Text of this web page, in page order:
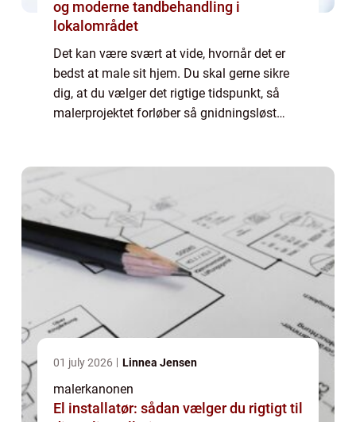
og moderne tandbehandling i
lokalområdet
Det kan være svært at vide, hvornår det er
bedst at male sit hjem. Du skal gerne sikre
dig, at du vælger det rigtige tidspunkt, så
malerprojektet forløber så gnidningsløst
01 july 2026 Linnea Jensen
malerkanonen
El installatør: sådan vælger du rigtigt til